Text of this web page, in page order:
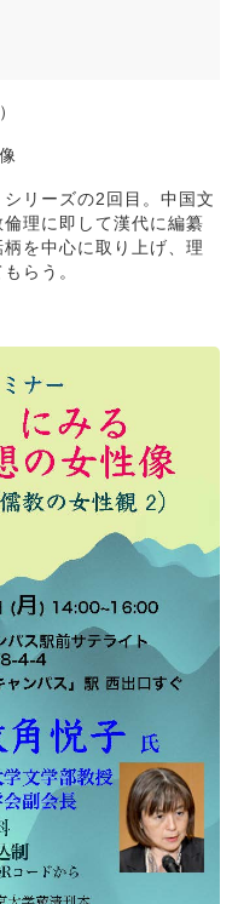
シリーズの2回目。中国文
理に即して漢代に編纂
を中心に取り上げ、理
らう。